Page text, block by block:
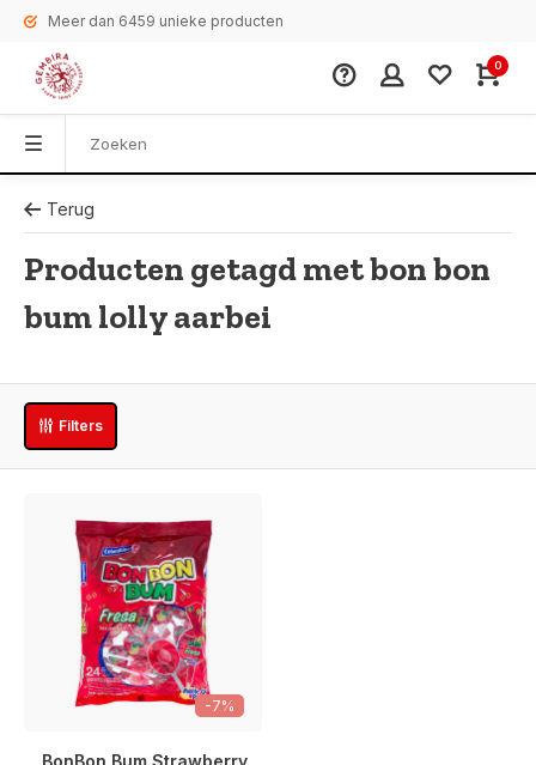
Meer dan 6459 unieke producten
0
Terug
Producten getagd met bon bon
bum lolly aarbei
Filters
-7%
BonBon Bum Strawberry